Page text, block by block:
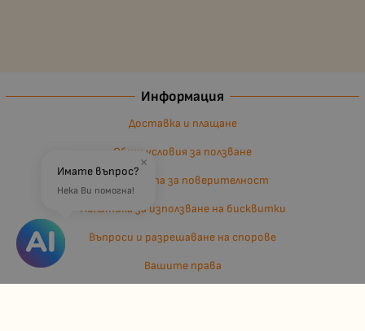
Информация
Доставка и плащане
Общи условия за ползване
Политиката за поверителност
Политика за използване на бисквитки
Въпроси и разрешаване на спорове
Вашите права
×
Имате въпрос?
Нека Ви помогна!